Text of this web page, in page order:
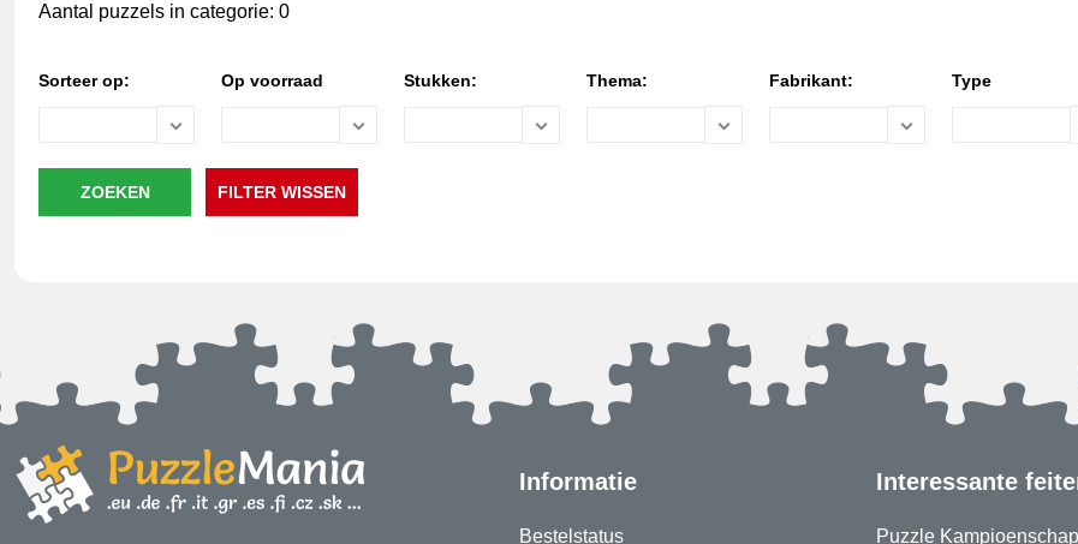
Aantal puzzels in categorie: 0
Sorteer op: Op voorraad Stukken: Thema: Fabrikant: Type
Informatie
Bestelstatus
Interessante
Puzzle Kampioenschap